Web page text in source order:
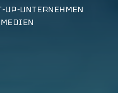
UP-UNTERNEHMEN